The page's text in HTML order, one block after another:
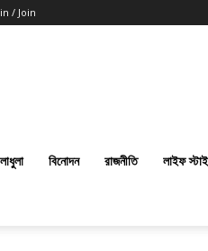
/ Join
বিনোদন রাজনীতি লাইফ